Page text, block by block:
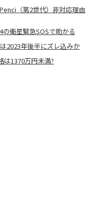
（第2世代）非対応理由
衛星緊急SOSで助かる
2023年後半にズレ込みか
は1370万円未満?